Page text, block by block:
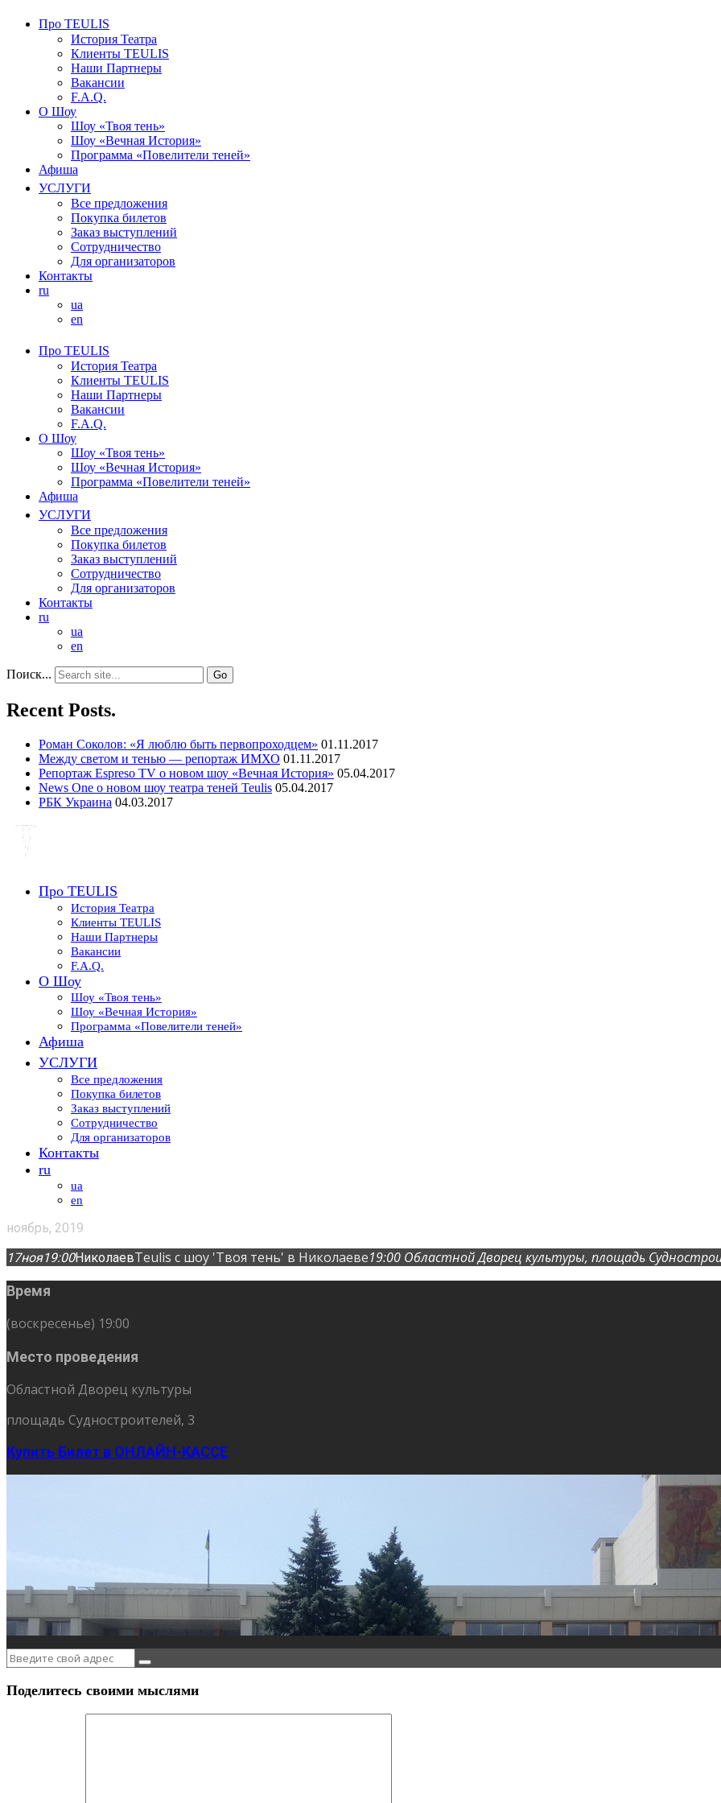
Про TEULIS
История Театра
Клиенты TEULIS
Наши Партнеры
Вакансии
F.A.Q.
О Шоу
Шоу «Твоя тень»
Шоу «Вечная История»
Программа «Повелители теней»
Афиша
УСЛУГИ
Все предложения
Покупка билетов
Заказ выступлений
Сотрудничество
Для организаторов
Контакты
ru
ua
en
Про TEULIS
История Театра
Клиенты TEULIS
Наши Партнеры
Вакансии
F.A.Q.
О Шоу
Шоу «Твоя тень»
Шоу «Вечная История»
Программа «Повелители теней»
Афиша
УСЛУГИ
Все предложения
Покупка билетов
Заказ выступлений
Сотрудничество
Для организаторов
Контакты
ru
ua
en
Поиск...
Recent Posts.
Роман Соколов: «Я люблю быть первопроходцем» 01.11.2017
Между светом и тенью — репортаж ИМХО 01.11.2017
Репортаж Espreso TV о новом шоу «Вечная История» 05.04.2017
News One о новом шоу театра теней Teulis 05.04.2017
РБК Украина 04.03.2017
Про TEULIS
История Театра
Клиенты TEULIS
Наши Партнеры
Вакансии
F.A.Q.
О Шоу
Шоу «Твоя тень»
Шоу «Вечная История»
Программа «Повелители теней»
Афиша
УСЛУГИ
Все предложения
Покупка билетов
Заказ выступлений
Сотрудничество
Для организаторов
Контакты
ru
ua
en
ноябрь, 2019
17ноя19:00НиколаевTeulis с шоу 'Твоя тень' в Николаеве19:00 Областной Дворец культуры, площадь
Время
(воскресенье) 19:00
Место проведения
Областной Дворец культуры
площадь Судностроителей, 3
Купить Билет в ОНЛАЙН-КАССЕ
Поделитесь своими мыслями